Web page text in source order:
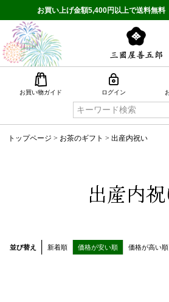
お買い上げ金額5,400円以上で送料無料
お買い物ガイド ログイン
トップページ お茶のギフト 出産内祝い
出産内
並び替え 新着順 価格が安い順 価格が高い順